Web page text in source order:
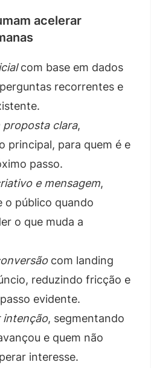
acelerar
com base em dados
recorrentes e
proposta clara,
principal, para quem é e
passo.
e mensagem,
o público quando
o que muda a
com landing
reduzindo fricção e
evidente.
intenção, segmentando
e quem não
interesse.